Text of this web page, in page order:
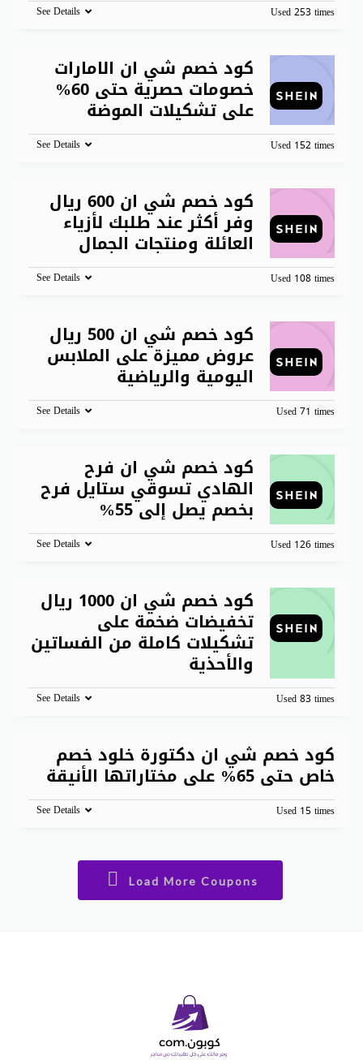
Used 253 times
See Details
كود خصم شي ان الامارات
خصومات حصرية حتى 60%
على تشكيلات الموضة
Used 152 times
See Details
كود خصم شي ان 600 ريال
وفر أكثر عند طلبك لأزياء
العائلة ومنتجات الجمال
Used 108 times
See Details
كود خصم شي ان 500 ريال
عروض مميزة على الملابس
اليومية والرياضية
Used 71 times
See Details
كود خصم شي ان فرح
الهادي تسوقي ستايل فرح
بخصم يصل إلى 55%
Used 126 times
See Details
كود خصم شي ان 1000 ريال
تخفيضات ضخمة على
تشكيلات كاملة من الفساتين
والأحذية
Used 83 times
See Details
كود خصم شي ان دكتورة خلود خصم
خاص حتى 65% على مختاراتها الأنيقة
Used 15 times
See Details
Load More Coupons